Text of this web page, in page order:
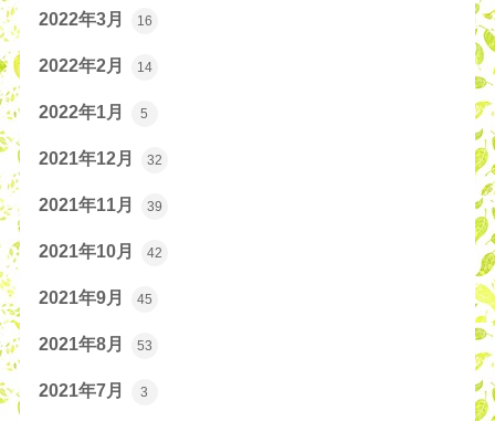
2022年3月 16
2022年2月 14
2022年1月 5
2021年12月 32
2021年11月 39
2021年10月 42
2021年9月 45
2021年8月 53
2021年7月 3